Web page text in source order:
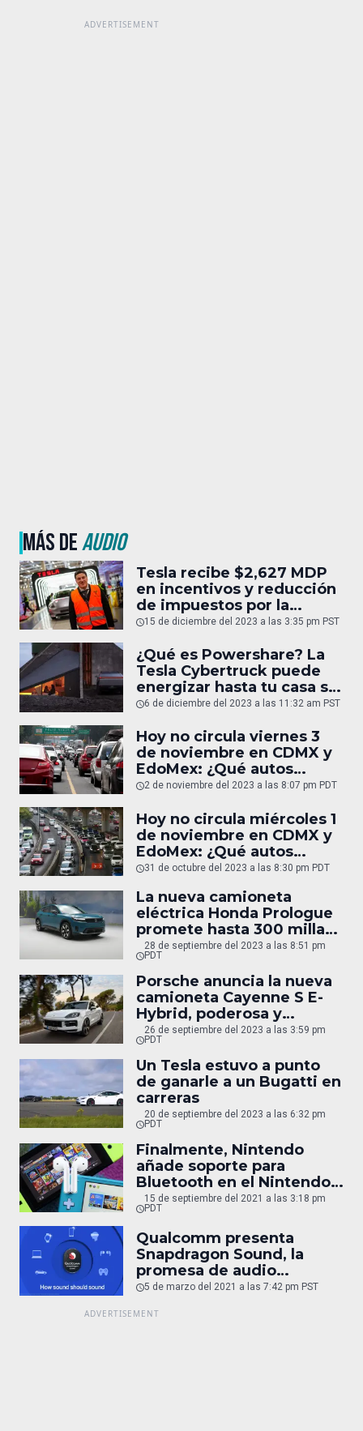
MÁS DEAUDIO
Tesla recibe $2,627 MDP
en incentivos y reducción
de impuestos por la
construcción de la
15 de diciembre del 2023 a las 3:35 pm PST
¿Qué es Powershare? La
Tesla Cybertruck puede
energizar hasta tu casa si
se va la luz
6 de diciembre del 2023 a las 11:32 am PST
Hoy no circula viernes 3
de noviembre en CDMX y
EdoMex: ¿Qué autos
descansarán mañana?
2 de noviembre del 2023 a las 8:07 pm PDT
Hoy no circula miércoles 1
de noviembre en CDMX y
EdoMex: ¿Qué autos
descansarán mañana?
31 de octubre del 2023 a las 8:30 pm PDT
La nueva camioneta
eléctrica Honda Prologue
promete hasta 300 millas
de autonomía
28 de septiembre del 2023 a las 8:51 pm
PDT
Porsche anuncia la nueva
camioneta Cayenne S E-
Hybrid, poderosa y
eficiente
26 de septiembre del 2023 a las 3:59 pm
PDT
Un Tesla estuvo a punto
de ganarle a un Bugatti en
carreras
20 de septiembre del 2023 a las 6:32 pm
PDT
Finalmente, Nintendo
añade soporte para
Bluetooth en el Nintendo
Switch
15 de septiembre del 2021 a las 3:18 pm
PDT
Qualcomm presenta
Snapdragon Sound, la
promesa de audio
inalámbrico de alta
5 de marzo del 2021 a las 7:42 pm PST